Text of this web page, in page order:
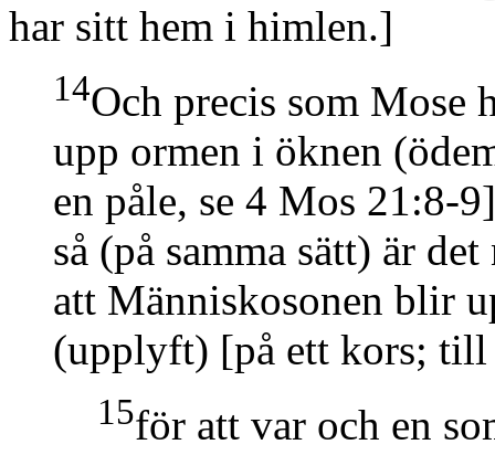
har sitt hem i himlen.]
14Och precis som Mose
upp ormen i öknen
en påle, se 4 Mos 21:8-9]
så (på samma sätt) är
att Människosonen blir
(upplyft) [på ett kors;
15för att var och en